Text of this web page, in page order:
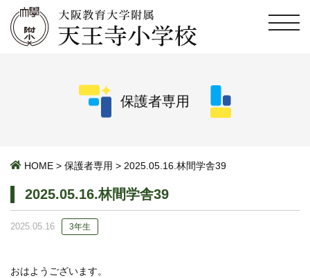
保護者専用
HOME > 保護者専用 > 2025.05.16.林間学舎39
2025.05.16.林間学舎39
2025.05.16 3年生
おはようございます。